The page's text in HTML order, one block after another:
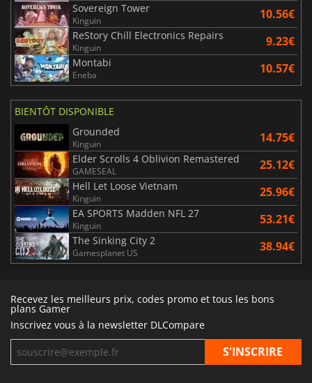
Sovereign Tower
Kinguin 10.56€
ReStory Chill Electronics Repairs
Kinguin 9.23€
Montabi
Eneba 10.57€
BIENTÔT DISPONIBLE
Grounded
Kinguin 14.75€
Elder Scrolls 4 Oblivion Remastered
GAMESEAL 25.12€
Hell Let Loose Vietnam
Kinguin 25.96€
EA SPORTS Madden NFL 27
Kinguin 53.21€
The Sinking City 2
Gamesplanet US 38.94€
Recevez les meilleurs prix, codes promo et tous les bons
plans Gamer
Inscrivez vous à la newsletter DLCompare